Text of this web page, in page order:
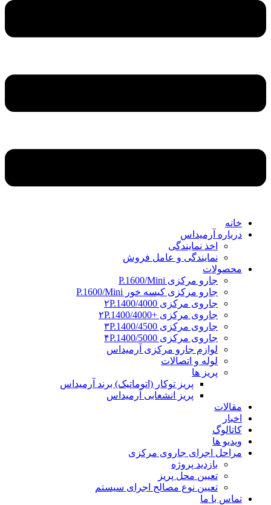
خانه
درباره آرمیداس
اخذ نمایندگی
نمایندگی و عامل فروش
محصولات
جارو مرکزی P.1600/Mini
جارو مرکزی کیسه خور P.1600/Mini
جاروی مرکزی ۲P.1400/4000
جاروی مرکزی +۲P.1400/4000
جاروی مرکزی ۳P.1400/4500
جاروی مرکزی ۴P.1400/5000
لوازم جارو مرکزی آرمیداس
لوله و اتصالات
پریز ها
پریز توکار (اتوماتیک) برند آرمیداس
پریز انشعابی آرمیداس
مقالات
اخبار
کاتالوگ
ویدیو ها
مراحل اجرای جاروی مرکزی
بازدید پروژه
تعیین محل پریز
تعیین نوع مصالح اجرای سیستم
تماس با ما